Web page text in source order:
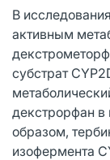
В
активным
субстрат
декстрорфан в
образом,
изофермента